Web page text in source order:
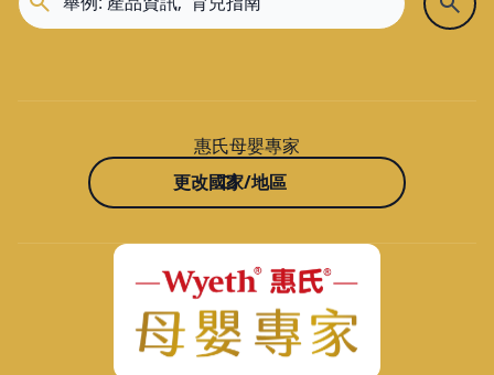
惠氏母嬰專家
更改國家/地區